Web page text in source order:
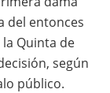
del entonces
Quinta de
según
público.